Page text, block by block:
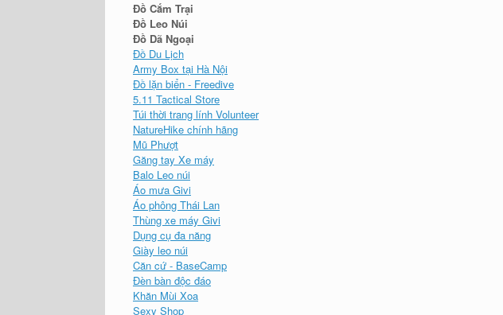
Đồ Cắm Trại
Đồ Leo Núi
Đồ Dã Ngoại
Đồ Du Lịch
Army Box tại Hà Nội
Đồ lặn biển - Freedive
5.11 Tactical Store
Túi thời trang lính Volunteer
NatureHike chính hãng
Mũ Phượt
Găng tay Xe máy
Balo Leo núi
Áo mưa Givi
Áo phông Thái Lan
Thùng xe máy Givi
Dụng cụ đa năng
Giày leo núi
Căn cứ - BaseCamp
Đèn bàn độc đáo
Khăn Mùi Xoa
Sexy Shop